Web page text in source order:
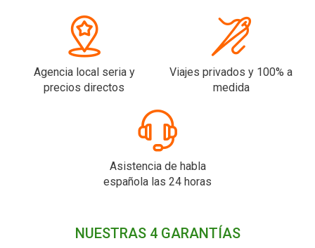
Agencia local seria y
precios directos
Viajes privados y 100% a
medida
Asistencia de habla
española las 24 horas
NUESTRAS 4 GARANTÍAS